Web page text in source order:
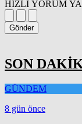
HIZLI YORUM
Gönder
SON
GÜNDEM
8 gün önce